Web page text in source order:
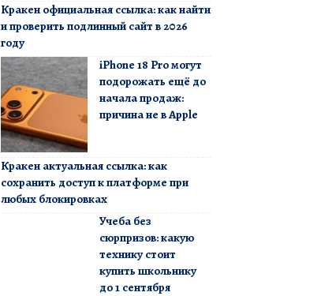
Кракен официальная ссылка: как найти
и проверить подлинный сайт в 2026
году
iPhone 18 Pro могут
подорожать ещё до
начала продаж:
причина не в Apple
Кракен актуальная ссылка: как
сохранить доступ к платформе при
любых блокировках
Учеба без
сюрпризов: какую
технику стоит
купить школьнику
до 1 сентября